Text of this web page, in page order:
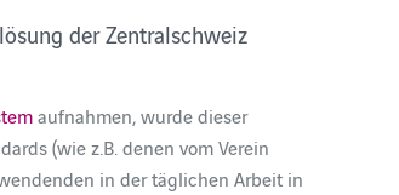
der Zentralschweiz
aufnahmen, wurde dieser
(wie z.B. denen vom Verein
in der täglichen Arbeit in